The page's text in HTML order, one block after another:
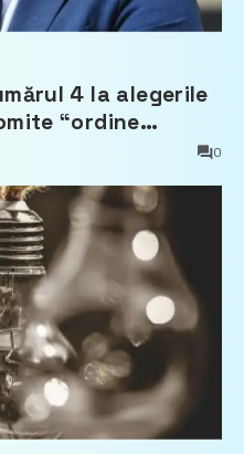
4 la alegerile
“ordine
pentru cetățeni0